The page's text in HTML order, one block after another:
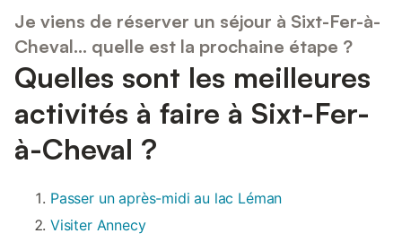
Je viens de réserver un séjour à Sixt-Fer-à-
Cheval... quelle est la prochaine étape ?
Quelles sont les meilleures
activités à faire à Sixt-Fer-
à-Cheval ?
Passer un après-midi au lac Léman
Visiter Annecy